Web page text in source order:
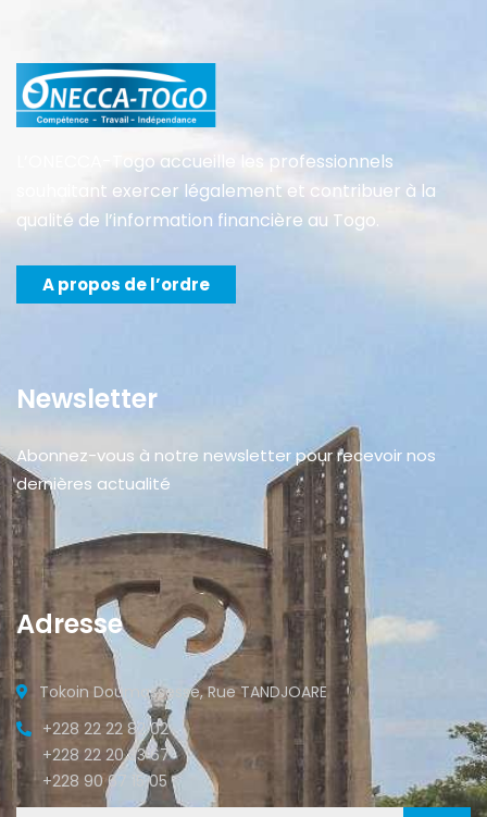
L’ONECCA-Togo accueille les professionnels
souhaitant exercer légalement et contribuer à la
qualité de l’information financière au Togo.
A propos de l’ordre
Newsletter
Abonnez-vous à notre newsletter pour recevoir nos
dernières actualité
Adresse
Tokoin Doumassesse, Rue TANDJOARE
+228 22 22 82 02
+228 22 20 33 67
+228 90 67 15 05